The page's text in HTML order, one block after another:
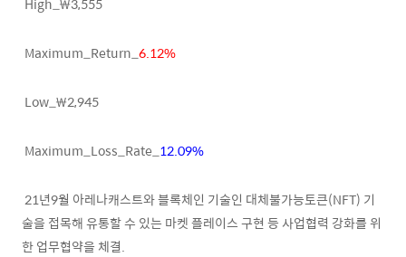
Maximum_Return_ 6.12%
Low_₩2,945
Maximum_Loss_Rate_ 12.09%
21년9월 아레나캐스트와 블록체인 기술인 대체불가능토큰(NFT) 기
술을 접목해 유통할 수 있는 마켓 플레이스 구현 등 사업협력 강화를 위
한 업무협약을 체결.